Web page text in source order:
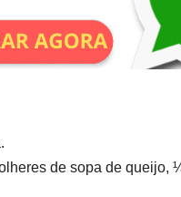
de sopa de